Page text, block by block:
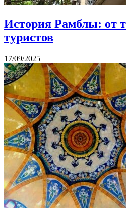
История Рамблы: от
туристов
17/09/2025